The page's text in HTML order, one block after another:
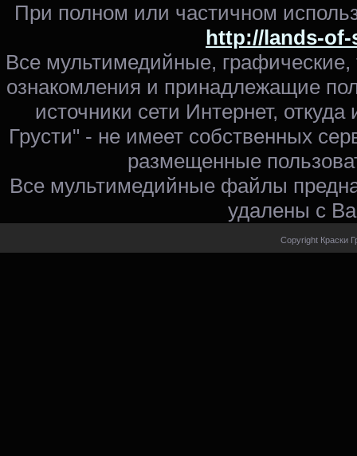
При полном или частичном
http://lands-
Все мультимедийные,
ознакомления и принадлежащие
источники сети Интернет,
Грусти" - не имеет собственных
размещенные
Все мультимедийные файлы
удалены с
Copyright Краски